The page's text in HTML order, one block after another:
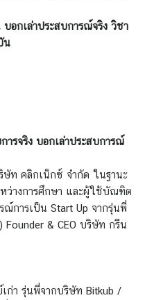
อกเล่าประสบการณ์จริง วิชา
น
ารจริง บอกเล่าประสบการณ์
ท คลิกเน็กซ์ จำกัด ในฐานะ
ว่างการศึกษา และผู้ใช้บัณฑิต
ณ์การเป็น Start Up จากรุ่นพี่
& CEO บริษัท กรีน
ก่า รุ่นพี่จากบริษัท Bitkub /